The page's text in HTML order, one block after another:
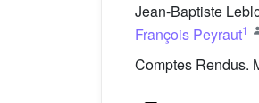
Jean-Baptiste
François Peyraut1
Comptes Rendus.